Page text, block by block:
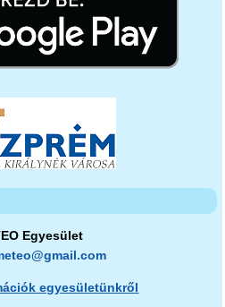
Egyesület
egyesületünkről